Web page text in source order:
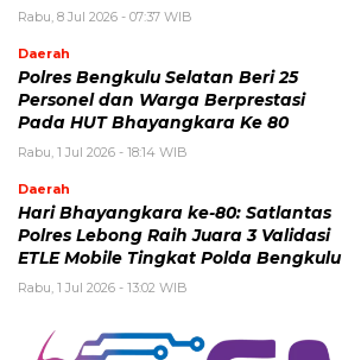
Rabu, 8 Jul 2026 - 07:37 WIB
Daerah
Polres Bengkulu Selatan Beri 25
Personel dan Warga Berprestasi
Pada HUT Bhayangkara Ke 80
Rabu, 1 Jul 2026 - 18:14 WIB
Daerah
Hari Bhayangkara ke-80: Satlantas
Polres Lebong Raih Juara 3 Validasi
ETLE Mobile Tingkat Polda Bengkulu
Rabu, 1 Jul 2026 - 13:02 WIB